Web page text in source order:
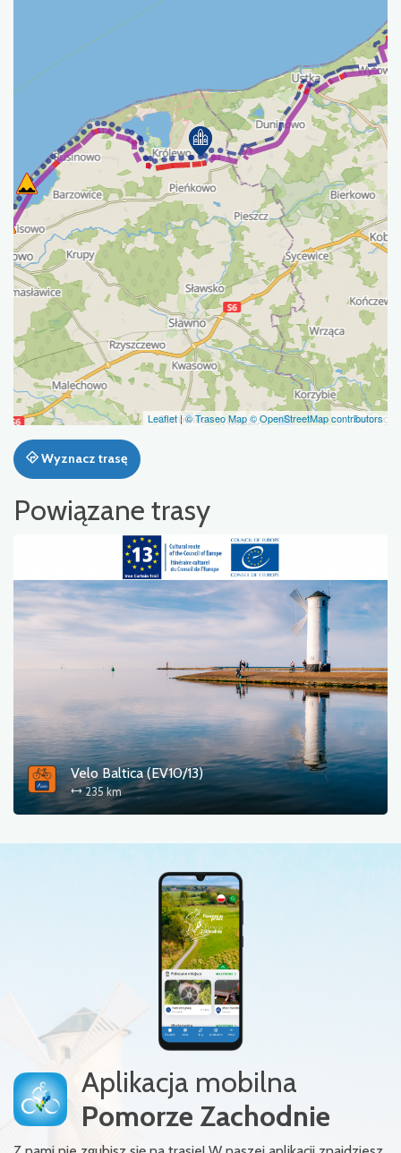
Leaflet|© Traseo Map© OpenStreetMap contributors
Wyznacz trasę
Powiązane trasy
Velo Baltica (EV10/13)
235 km
Aplikacja mobilna
Pomorze Zachodnie